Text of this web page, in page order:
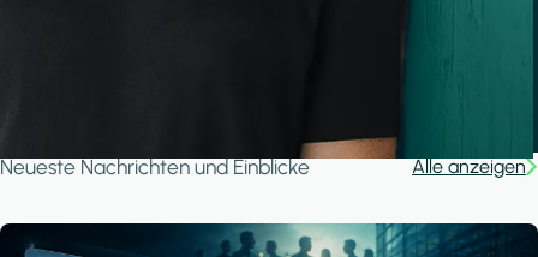
Neueste Nachrichten und Einblicke Alle anzeigen